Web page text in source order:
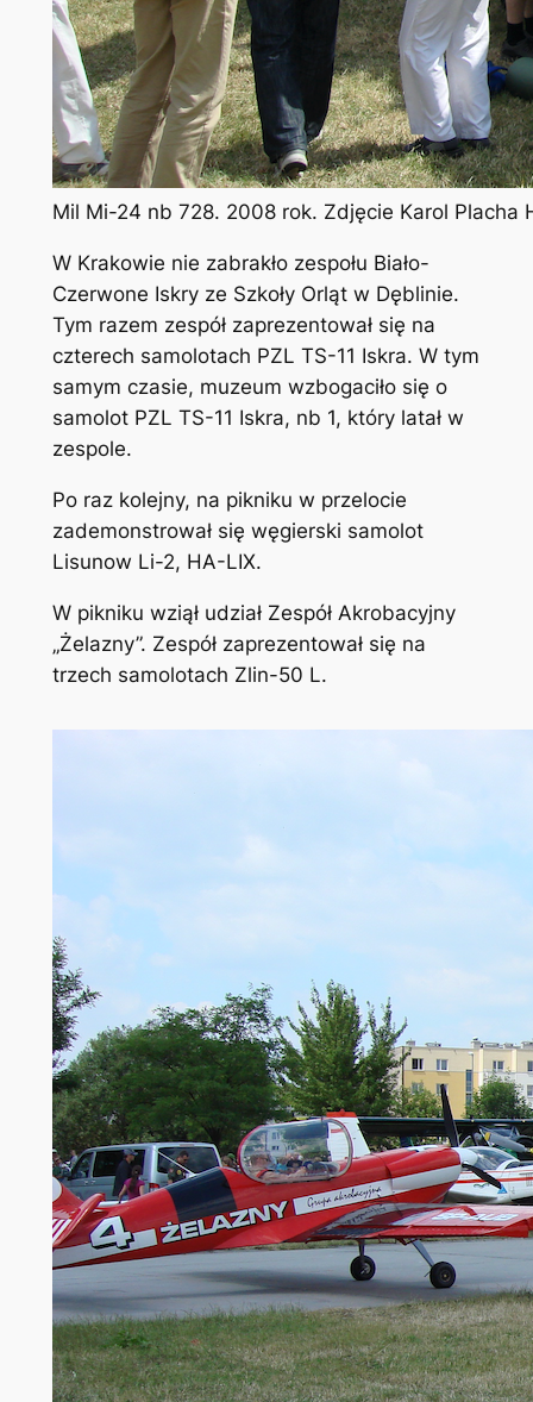
Mil Mi-24 nb 728. 2008 rok. Zdjęcie Karol Placha
W Krakowie nie zabrakło zespołu Biało-
Czerwone Iskry ze Szkoły Orląt w Dęblinie.
Tym razem zespół zaprezentował się na
czterech samolotach PZL TS-11 Iskra. W tym
samym czasie, muzeum wzbogaciło się o
samolot PZL TS-11 Iskra, nb 1, który latał w
zespole.
Po raz kolejny, na pikniku w przelocie
zademonstrował się węgierski samolot
Lisunow Li-2, HA-LIX.
W pikniku wziął udział Zespół Akrobacyjny
„Żelazny”. Zespół zaprezentował się na
trzech samolotach Zlin-50 L.